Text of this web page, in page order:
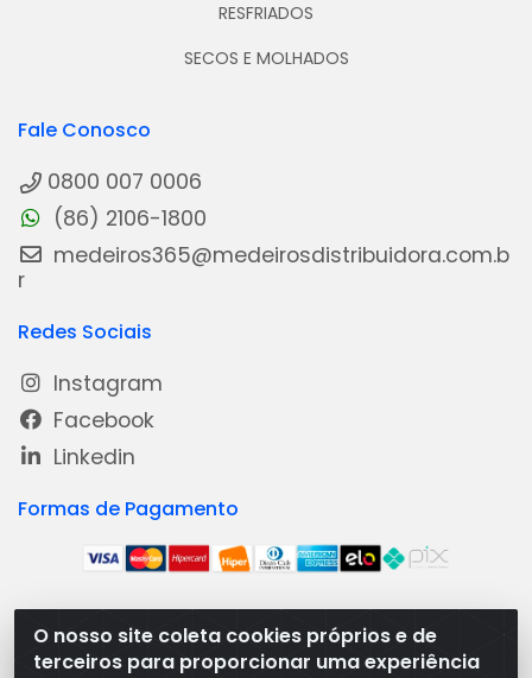
O nosso site coleta cookies próprios e de
terceiros para proporcionar uma experiência
RESFRIADOS
SECOS E MOLHADOS
Fale Conosco
0800 007 0006
(86) 2106-1800
medeiros365@medeirosdistribuidora.com.b
r
Redes Sociais
Instagram
Facebook
Linkedin
Formas de Pagamento
Medeiros Distribuidora - Rua Dias Carneiro, 1977 -